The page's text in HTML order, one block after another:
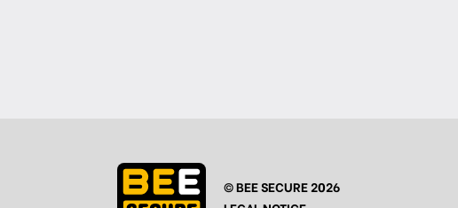
© BEE SECURE 2026